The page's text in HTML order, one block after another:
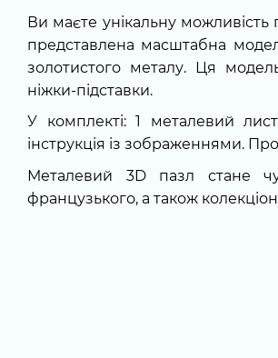
Ви маєте унікальну
представлена ​​масштабна
золотистого металу. Ця
ніжки-підставки.
У комплекті: 1 металевий
інструкція із зображеннями.
Металевий 3D пазл стане
французького, а також